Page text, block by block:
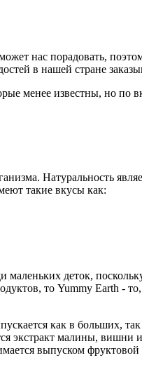
нас порадовать,
в нашей стране
менее известны, но по
Натуральность
такие вкусы как:
маленьких деток,
то Yummy Earth -
как в больших,
экстракт малины,
выпуском